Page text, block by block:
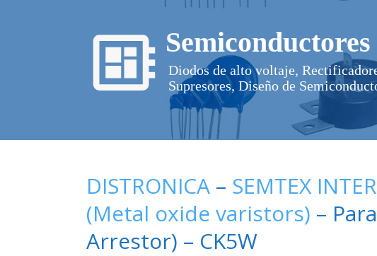
Semiconductores
Diodos de alto voltaje,
Supresores, Diseño de
DISTRONICA – SEMTEX
(Metal oxide varistors) –
Arrestor) – CK5W